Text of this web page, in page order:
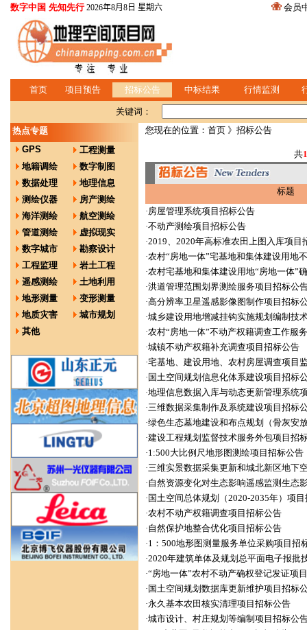
数字中国 先知先行 2026年8月8日 星期六 会员
首页 项目预告 招标公告 中标结果 行情监测
关键词：
热点专题
GPS
工程测量
地籍调绘
数字制图
数据处理
地理信息
测绘仪器
房产测绘
海洋测绘
航空测绘
管道测绘
虚拟现实
数字城市
勘察设计
工程监理
岩土工程
遥感测绘
土地利用
地形测量
变形测量
地质灾害
城市规划
其他
您现在的位置： 首页 》招标公告
共
标题
·房屋管理系统项目招标公告
·不动产测绘项目招标公告
·2019、2020年高标准农田上图入库项目
·农村“房地一体”宅基地和集体建设用地
·农村宅基地和集体建设用地“房地一体”
·洪道管理范围划界测绘服务项目招标公
·高分辨率卫星遥感影像图制作项目招标
·城乡建设用地增减挂钩实施规划编制技
·农村“房地一体”不动产权籍调查工作服
·城镇不动产权籍补充调查项目招标公告
·宅基地、建设用地、农村房屋调查项目
· 国土空间规划信息化体系建设项目招标
·地理信息数据入库与动态更新管理系统
·三维数据采集制作及系统建设项目招标
·绿色生态墓地建设和布点规划（骨灰安
·建设工程规划监督技术服务外包项目招
·1:500大比例尺地形图测绘项目招标公告
·三维实景数据采集更新和城北新区地下
·自然资源变化对生态影响遥感监测生态
· 国土空间总体规划（2020-2035年）项
·农村不动产权籍调查项目招标公告
·自然保护地整合优化项目招标公告
·1：500地形图测量服务单位采购项目招
·2020年建筑单体及规划总平面电子报批
·“房地一体”农村不动产确权登记发证项
· 国土空间规划数据库更新维护项目招标
·永久基本农田核实清理项目招标公告
·城市设计、村庄规划等编制项目招标公